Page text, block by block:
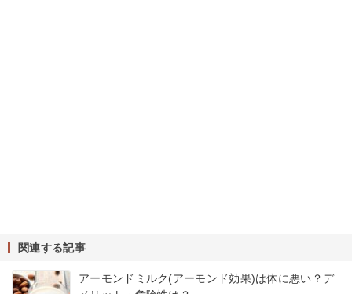
関連する記事
アーモンドミルク(アーモンド効果)は体に悪い？デ